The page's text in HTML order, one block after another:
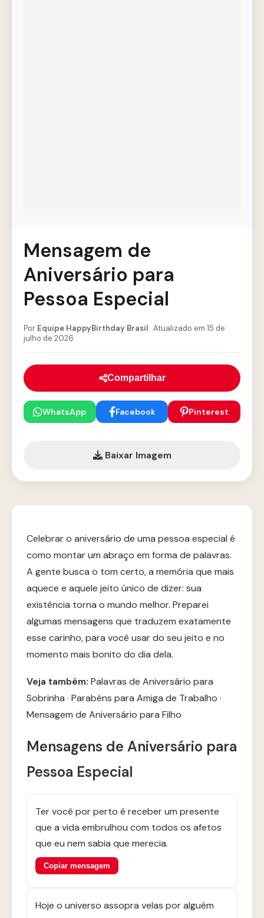
Mensagem de
Aniversário para
Pessoa Especial
Por Equipe HappyBirthday Brasil · Atualizado em 15 de
julho de 2026
Compartilhar
WhatsApp Facebook Pinterest
Baixar Imagem
Celebrar o aniversário de uma pessoa especial é
como montar um abraço em forma de palavras.
A gente busca o tom certo, a memória que mais
aquece e aquele jeito único de dizer: sua
existência torna o mundo melhor. Preparei
algumas mensagens que traduzem exatamente
esse carinho, para você usar do seu jeito e no
momento mais bonito do dia dela.
Veja também: Palavras de Aniversário para
Sobrinha · Parabéns para Amiga de Trabalho ·
Mensagem de Aniversário para Filho
Mensagens de Aniversário para
Pessoa Especial
Ter você por perto é receber um presente
que a vida embrulhou com todos os afetos
que eu nem sabia que merecia.
Copiar mensagem
Hoje o universo assopra velas por alguém